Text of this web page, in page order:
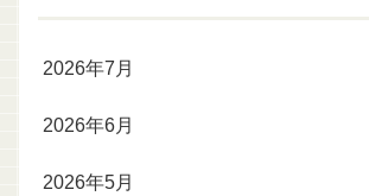
2026年7月
2026年6月
2026年5月